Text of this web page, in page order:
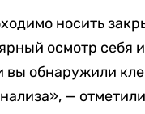
носить
осмотр себя
вы обнаружили
—